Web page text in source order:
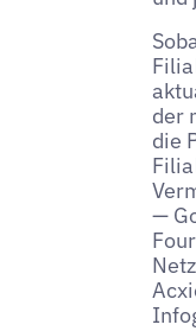
der
die
—